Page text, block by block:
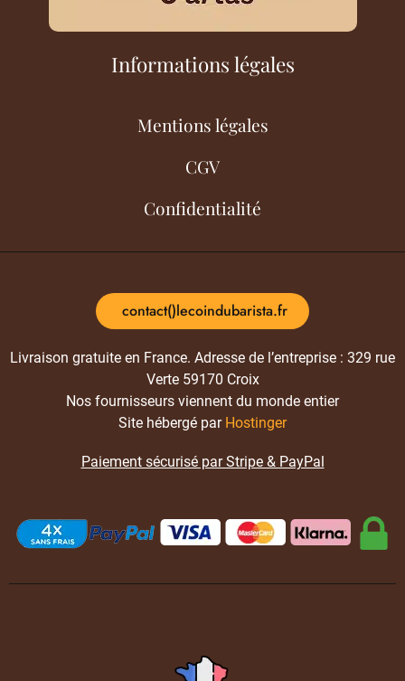
Informations légales
Mentions légales
CGV
Confidentialité
contact()lecoindubarista.fr
Livraison gratuite en France. Adresse de l’entreprise : 329 rue
Verte 59170 Croix
Nos fournisseurs viennent du monde entier
Site hébergé par Hostinger
Paiement sécurisé par Stripe & PayPal